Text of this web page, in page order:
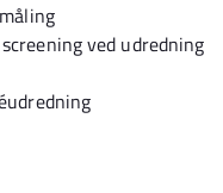
ved udredning